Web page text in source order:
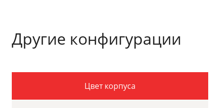
Другие конфигурации
Цвет корпуса